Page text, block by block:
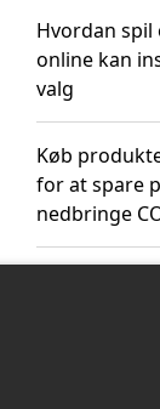
Hvordan
online kan
valg
Køb
for at spare
nedbringe